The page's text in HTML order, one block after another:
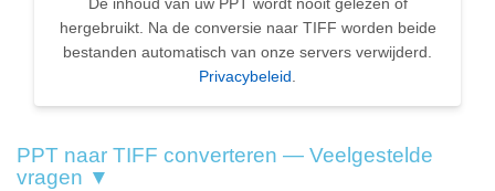
De inhoud van uw PPT wordt nooit gelezen of
hergebruikt. Na de conversie naar TIFF worden beide
bestanden automatisch van onze servers verwijderd.
Privacybeleid.
PPT naar TIFF converteren — Veelgestelde
vragen ▼